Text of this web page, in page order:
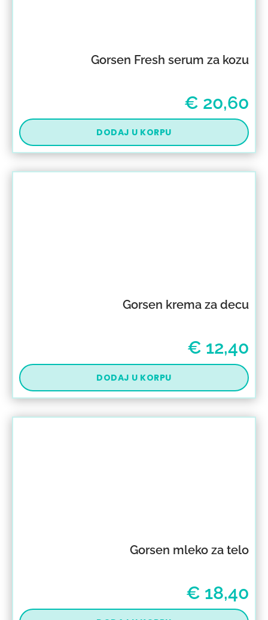
Gorsen Fresh serum za kozu
€ 20,60
DODAJ U KORPU
Gorsen krema za decu
€ 12,40
DODAJ U KORPU
Gorsen mleko za telo
€ 18,40